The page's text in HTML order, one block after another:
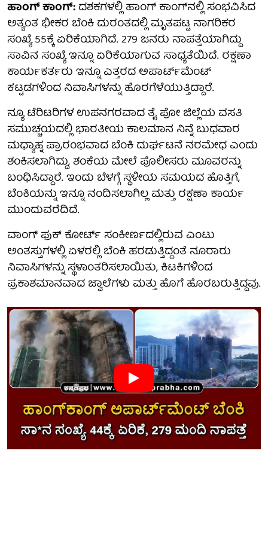
ಹಾಂಗ್ ಕಾಂಗ್:ದಶಕಗಳಲ್ಲಿ ಹಾಂಗ್ ಕಾಂಗ್‌ನಲ್ಲಿ ಸಂಭವಿಸಿದ
ಅತ್ಯಂತ ಭೀಕರ ಬೆಂಕಿ ದುರಂತದಲ್ಲಿ ಮೃತಪಟ್ಟ ನಾಗರಿಕರ
ಸಂಖ್ಯೆ 55ಕ್ಕೆ ಏರಿಕೆಯಾಗಿದೆ. 279 ಜನರು ನಾಪತ್ತೆಯಾಗಿದ್ದು
ಸಾವಿನ ಸಂಖ್ಯೆ ಇನ್ನೂ ಏರಿಕೆಯಾಗುವ ಸಾಧ್ಯತೆಯಿದೆ. ರಕ್ಷಣಾ
ಕಾರ್ಯಕರ್ತರು ಇನ್ನೂ ಎತ್ತರದ ಅಪಾರ್ಟ್‌ಮೆಂಟ್
ಕಟ್ಟಡಗಳಿಂದ ನಿವಾಸಿಗಳನ್ನು ಹೊರಗೆಳೆಯುತ್ತಿದ್ದಾರೆ.
ನ್ಯೂ ಟೆರಿಟರಿಗಳ ಉಪನಗರವಾದ ತೈ ಪೋ ಜಿಲ್ಲೆಯ ವಸತಿ
ಸಮುಚ್ಚಯದಲ್ಲಿ ಭಾರತೀಯ ಕಾಲಮಾನ ನಿನ್ನೆ ಬುಧವಾರ
ಮಧ್ಯಾಹ್ನ ಪ್ರಾರಂಭವಾದ ಬೆಂಕಿ ದುರ್ಘಟನೆ ನರಮೇಧ ಎಂದು
ಶಂಕಿಸಲಾಗಿದ್ದು, ಶಂಕೆಯ ಮೇಲೆ ಪೊಲೀಸರು ಮೂವರನ್ನು
ಬಂಧಿಸಿದ್ದಾರೆ. ಇಂದು ಬೆಳಗ್ಗೆ ಸ್ಥಳೀಯ ಸಮಯದ ಹೊತ್ತಿಗೆ,
ಬೆಂಕಿಯನ್ನು ಇನ್ನೂ ನಂದಿಸಲಾಗಿಲ್ಲ ಮತ್ತು ರಕ್ಷಣಾ ಕಾರ್ಯ
ಮುಂದುವರೆದಿದೆ.
ವಾಂಗ್ ಫುಕ್ ಕೋರ್ಟ್ ಸಂಕೀರ್ಣದಲ್ಲಿರುವ ಎಂಟು
ಅಂತಸ್ತುಗಳಲ್ಲಿ ಏಳರಲ್ಲಿ ಬೆಂಕಿ ಹರಡುತ್ತಿದ್ದಂತೆ ನೂರಾರು
ನಿವಾಸಿಗಳನ್ನು ಸ್ಥಳಾಂತರಿಸಲಾಯಿತು, ಕಿಟಕಿಗಳಿಂದ
ಪ್ರಕಾಶಮಾನವಾದ ಜ್ವಾಲೆಗಳು ಮತ್ತು ಹೊಗೆ ಹೊರಬರುತ್ತಿದ್ದವು.